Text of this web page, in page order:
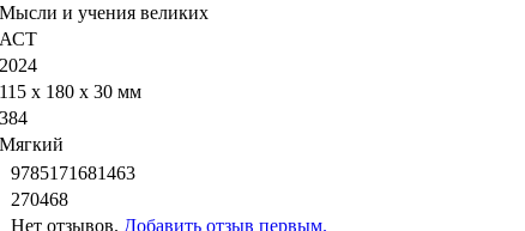
Мысли и учения великих
АСТ
2024
115 х 180 x 30 мм
384
Мягкий
9785171681463
270468
Нет отзывов. Добавить отзыв первым.